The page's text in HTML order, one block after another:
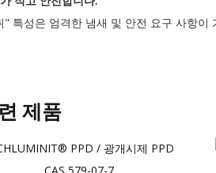
" 특성은 엄격한 냄새 및 안전 요구 사항이
제품